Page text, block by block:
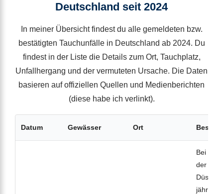
Deutschland seit 2024
In meiner Übersicht findest du alle gemeldeten bzw.
bestätigten Tauchunfälle in Deutschland ab 2024. Du
findest in der Liste die Details zum Ort, Tauchplatz,
Unfallhergang und der vermuteten Ursache. Die Daten
basieren auf offiziellen Quellen und Medienberichten
(diese habe ich verlinkt).
Datum Gewässer Ort
Bei
der
jährige